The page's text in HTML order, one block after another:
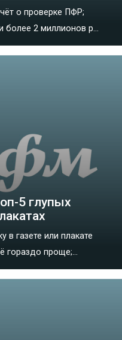
о проверке ПФР;
более 2 миллионов р...
5 глупых
в газете или плакате
гораздо проще;...